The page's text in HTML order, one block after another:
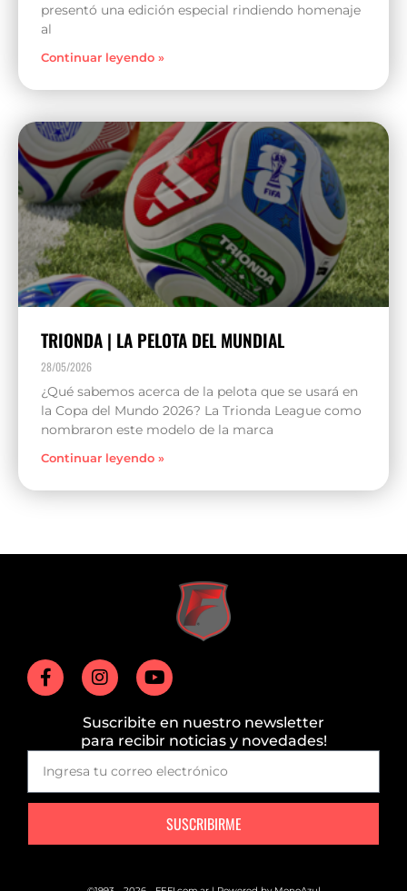
presentó una edición especial rindiendo homenaje
al
Continuar leyendo »
TRIONDA | LA PELOTA DEL MUNDIAL
28/05/2026
¿Qué sabemos acerca de la pelota que se usará en
la Copa del Mundo 2026? La Trionda League como
nombraron este modelo de la marca
Continuar leyendo »
Suscribite en nuestro newsletter
para recibir noticias y novedades!
SUSCRIBIRME